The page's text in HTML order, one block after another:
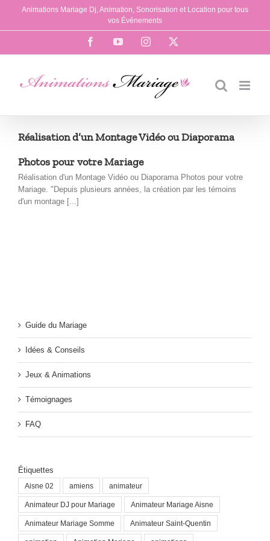
Passer
contenu
Animations Mariage Dj, Animation, Sonorisation et Location pour tous
vos Événements
FacebookYouTubeInstagram
Réalisation d’un Montage Vidéo ou Diaporama
Photos pour votre Mariage
Réalisation d'un Montage Vidéo ou Diaporama Photos pour votre
Mariage. "Depuis plusieurs années, la création par les témoins
d'un montage [...]
Guide du Mariage
Idées & Conseils
Jeux & Animations
Témoignages
FAQ
Étiquettes
Aisne 02 amiens animateur
Animateur DJ pour Mariage Animateur Mariage Aisne
Animateur Mariage Somme Animateur Saint-Quentin